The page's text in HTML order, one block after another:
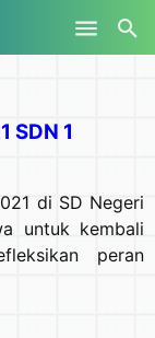
SDN 1
di SD Negeri
untuk kembali
peran